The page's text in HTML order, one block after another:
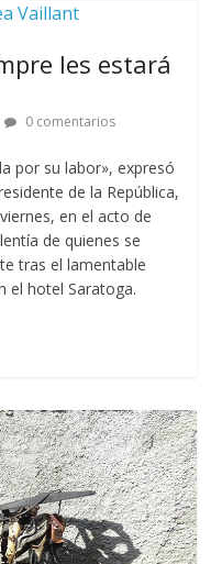
Vaillant
les estará
0 comentarios
por su labor», expresó
de la República,
en el acto de
de quienes se
tras el lamentable
el hotel Saratoga.